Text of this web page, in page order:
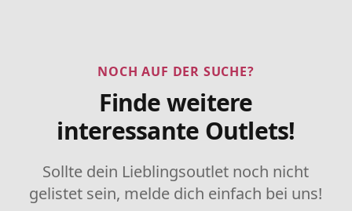
NOCH AUF DER SUCHE?
Finde weitere
interessante Outlets!
Sollte dein Lieblingsoutlet noch nicht
gelistet sein, melde dich einfach bei uns!